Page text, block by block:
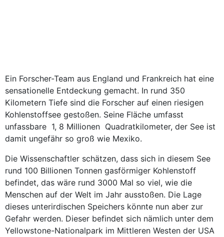
Ein Forscher-Team aus England und Frankreich hat eine
sensationelle Entdeckung gemacht. In rund 350
Kilometern Tiefe sind die Forscher auf einen riesigen
Kohlenstoffsee gestoßen. Seine Fläche umfasst
unfassbare 1, 8 Millionen Quadratkilometer, der See ist
damit ungefähr so groß wie Mexiko.
Die Wissenschaftler schätzen, dass sich in diesem See
rund 100 Billionen Tonnen gasförmiger Kohlenstoff
befindet, das wäre rund 3000 Mal so viel, wie die
Menschen auf der Welt im Jahr ausstoßen. Die Lage
dieses unterirdischen Speichers könnte nun aber zur
Gefahr werden. Dieser befindet sich nämlich unter dem
Yellowstone-Nationalpark im Mittleren Westen der USA